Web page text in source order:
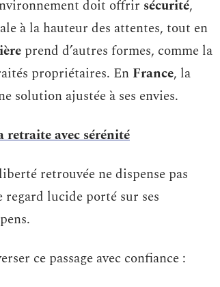
doit offrir sécurité,
à la hauteur des attentes, tout en
prend d’autres formes, comme la
propriétaires. En France, la
solution ajustée à ses envies.
retraite avec sérénité
retrouvée ne dispense pas
regard lucide porté sur ses
ce passage avec confiance :